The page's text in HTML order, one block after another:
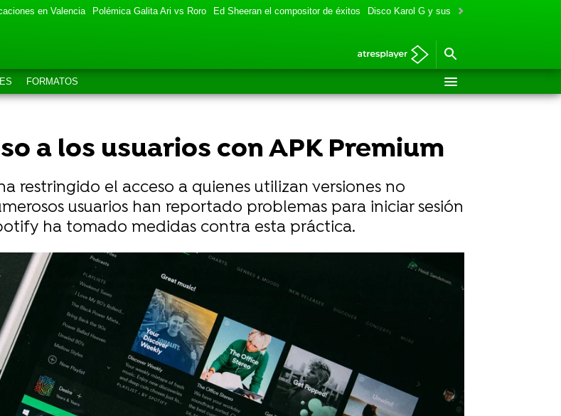
en Valencia Polémica Galita Ari vs Roro Ed Sheeran el compositor de éxitos Disco Karol G y sus colaboraciones
FORMATOS
a los usuarios con APK Premium
restringido el acceso a quienes utilizan versiones no
usuarios han reportado problemas para iniciar sesión
ha tomado medidas contra esta práctica.